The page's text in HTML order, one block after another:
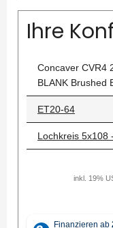
Ihre
Concaver CVR4
BLANK Brushed
ET20-64
Lochkreis 5x108
inkl. 19%